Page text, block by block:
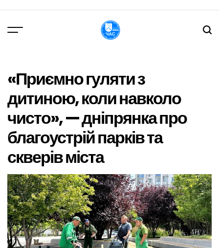
вмісту
«Приємно гуляти з
дитиною, коли навколо
чисто», — дніпрянка про
благоустрій парків та
скверів міста